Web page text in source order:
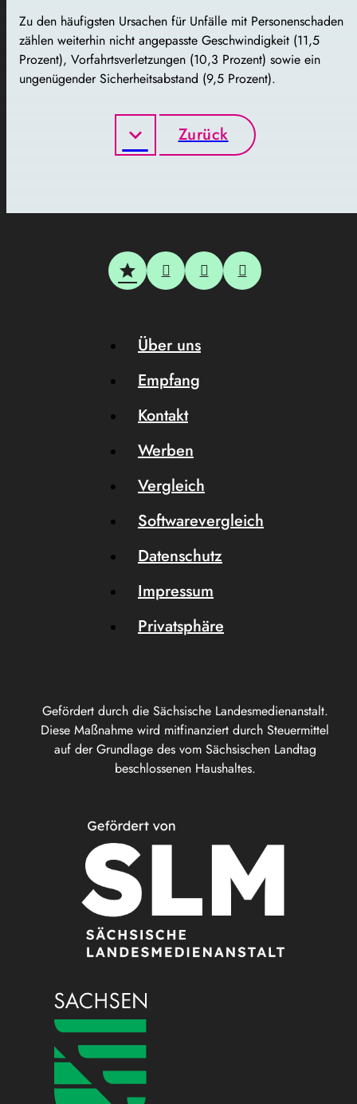
Zu den häufigsten Ursachen für Unfälle mit Personenschaden
zählen weiterhin nicht angepasste Geschwindigkeit (11,5
Prozent), Vorfahrtsverletzungen (10,3 Prozent) sowie ein
ungenügender Sicherheitsabstand (9,5 Prozent).
Zurück
Gefördert durch die Sächsische Landesmedienanstalt.
Diese Maßnahme wird mitfinanziert durch Steuermittel
auf der Grundlage des vom Sächsischen Landtag
beschlossenen Haushaltes.
Über uns
Empfang
Kontakt
Werben
Vergleich
Softwarevergleich
Datenschutz
Impressum
Privatsphäre